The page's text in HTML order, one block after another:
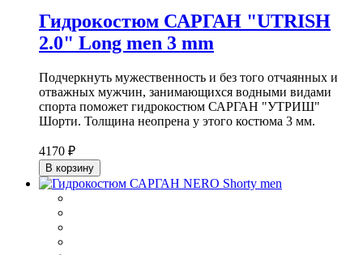
Гидрокостюм САРГАН "UTRISH
2.0" Long men 3 mm
Подчеркнуть мужественность и без того отчаянных и
отважных мужчин, занимающихся водными видами
спорта поможет гидрокостюм САРГАН "УТРИШ"
Шорти. Толщина неопрена у этого костюма 3 мм.
4170 ₽
В корзину